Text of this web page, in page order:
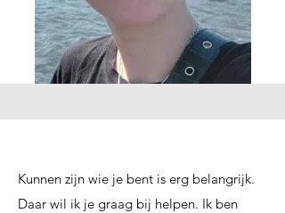
Kunnen zijn wie je bent is erg belangrijk.
Daar wil ik je graag bij helpen. Ik ben